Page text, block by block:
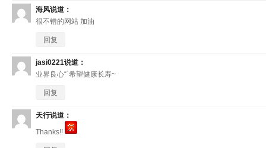
海风说道：
很不错的网站 加油
回复
jasi0221说道：
业界良心“`希望健康长寿~
回复
天行说道：
Thanks!!